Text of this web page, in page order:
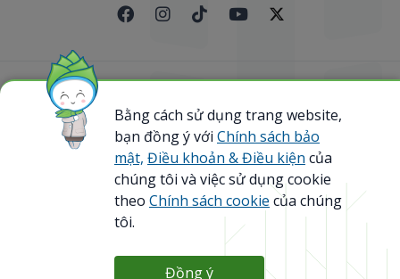
Sơ đồ website
@ 2023 Bamboo Airways Copyright. All Rights
Reserved.
Business Registration Code: 0107867370
Bằng cách sử dụng trang website,
bạn đồng ý với Chính sách bảo
mật, Điều khoản & Điều kiện của
chúng tôi và việc sử dụng cookie
theo Chính sách cookie của chúng
tôi.
Đồng ý